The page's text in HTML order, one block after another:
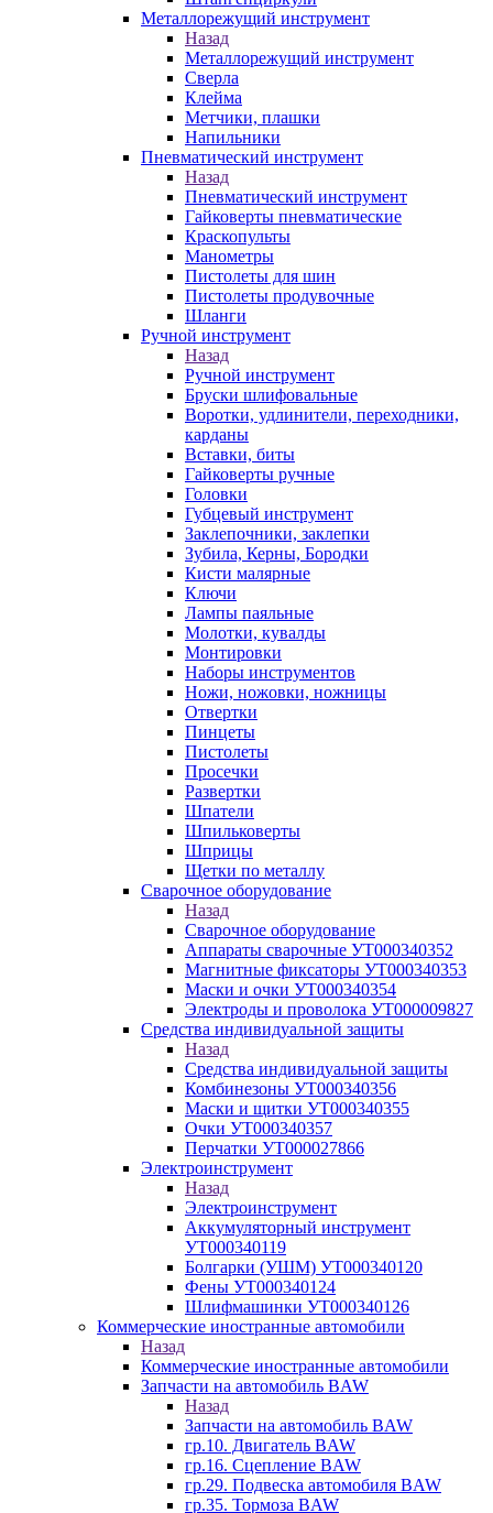
Металлорежущий инструмент
Назад
Металлорежущий инструмент
Сверла
Клейма
Метчики, плашки
Напильники
Пневматический инструмент
Назад
Пневматический инструмент
Гайковерты пневматические
Краскопульты
Манометры
Пистолеты для шин
Пистолеты продувочные
Шланги
Ручной инструмент
Назад
Ручной инструмент
Бруски шлифовальные
Воротки, удлинители, переходники,
карданы
Вставки, биты
Гайковерты ручные
Головки
Губцевый инструмент
Заклепочники, заклепки
Зубила, Керны, Бородки
Кисти малярные
Ключи
Лампы паяльные
Молотки, кувалды
Монтировки
Наборы инструментов
Ножи, ножовки, ножницы
Отвертки
Пинцеты
Пистолеты
Просечки
Развертки
Шпатели
Шпильковерты
Шприцы
Щетки по металлу
Сварочное оборудование
Назад
Сварочное оборудование
Аппараты сварочные УТ000340352
Магнитные фиксаторы УТ000340353
Маски и очки УТ000340354
Электроды и проволока УТ000009827
Средства индивидуальной защиты
Назад
Средства индивидуальной защиты
Комбинезоны УТ000340356
Маски и щитки УТ000340355
Очки УТ000340357
Перчатки УТ000027866
Электроинструмент
Назад
Электроинструмент
Аккумуляторный инструмент
УТ000340119
Болгарки (УШМ) УТ000340120
Фены УТ000340124
Шлифмашинки УТ000340126
Коммерческие иностранные автомобили
Назад
Коммерческие иностранные автомобили
Запчасти на автомобиль BAW
Назад
Запчасти на автомобиль BAW
гр.10. Двигатель BAW
гр.16. Сцепление BAW
гр.29. Подвеска автомобиля BAW
гр.35. Тормоза BAW